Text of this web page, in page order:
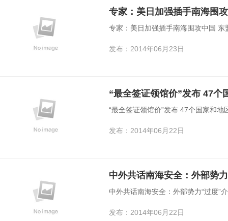
专家：美日加强插手南海围
专家：美日加强插手南海围攻中国 东
发布：2014年06月23日
“最全签证领馆价”发布 47个
“最全签证领馆价”发布 47个国家和地
发布：2014年06月22日
中外共话南海安全：外部势
中外共话南海安全：外部势力“过度”
发布：2014年06月22日